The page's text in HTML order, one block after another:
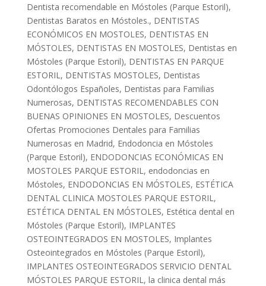
Dentista recomendable en Móstoles (Parque Estoril),
Dentistas Baratos en Móstoles., DENTISTAS
ECONÓMICOS EN MOSTOLES, DENTISTAS EN
MÓSTOLES, DENTISTAS EN MOSTOLES, Dentistas en
Móstoles (Parque Estoril), DENTISTAS EN PARQUE
ESTORIL, DENTISTAS MOSTOLES, Dentistas
Odontólogos Españoles, Dentistas para Familias
Numerosas, DENTISTAS RECOMENDABLES CON
BUENAS OPINIONES EN MOSTOLES, Descuentos
Ofertas Promociones Dentales para Familias
Numerosas en Madrid, Endodoncia en Móstoles
(Parque Estoril), ENDODONCIAS ECONÓMICAS EN
MOSTOLES PARQUE ESTORIL, endodoncias en
Móstoles, ENDODONCIAS EN MÓSTOLES, ESTÉTICA
DENTAL CLINICA MOSTOLES PARQUE ESTORIL,
ESTÉTICA DENTAL EN MÓSTOLES, Estética dental en
Móstoles (Parque Estoril), IMPLANTES
OSTEOINTEGRADOS EN MOSTOLES, Implantes
Osteointegrados en Móstoles (Parque Estoril),
IMPLANTES OSTEOINTEGRADOS SERVICIO DENTAL
MÓSTOLES PARQUE ESTORIL, la clinica dental más